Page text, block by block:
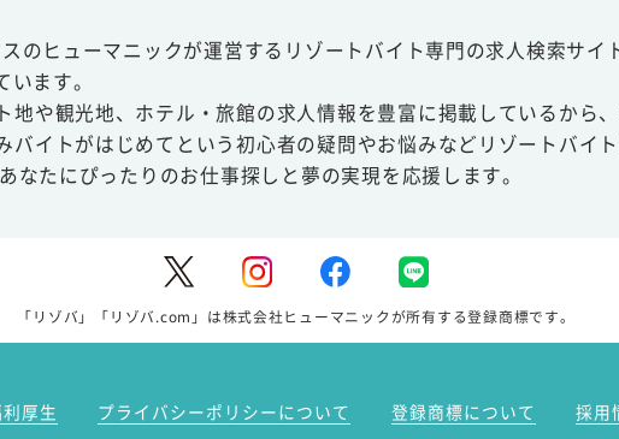
のヒューマニックが運営するリゾートバイト専門の求人検索サイ
ます。
地や観光地、ホテル・旅館の求人情報を豊富に掲載しているから
バイトがはじめてという初心者の疑問やお悩みなどリゾートバイ
たにぴったりのお仕事探しと夢の実現を応援します。
「リゾバ」「リゾバ.com」は株式会社ヒューマニックが所有する登録商標です。
厚生 プライバシーポリシーについて 登録商標について 採用